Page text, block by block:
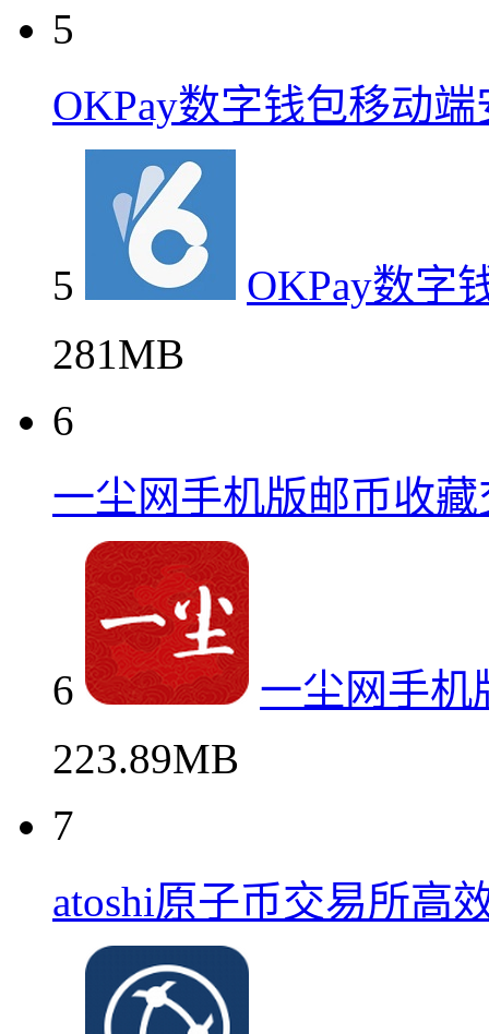
5
OKPay数字钱包移动
5
OKPay数字
281MB
6
一尘网手机版邮币收
6
一尘网手机
223.89MB
7
atoshi原子币交易所高